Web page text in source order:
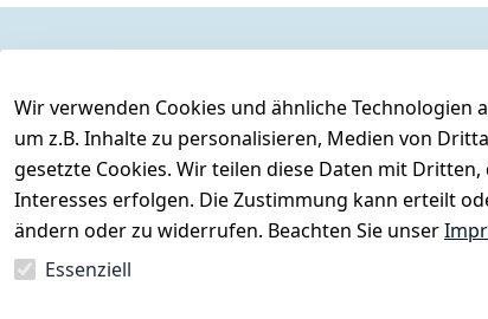
Wir verwenden Cookies und ähnliche Technologien
um z.B. Inhalte zu personalisieren, Medien von
gesetzte Cookies. Wir teilen diese Daten mit
Interesses erfolgen. Die Zustimmung kann erteilt
ändern oder zu widerrufen. Beachten Sie unser
Essenziell
AGB
Impressum
Barrierefreiheitserklärung
Widerrufsrecht
Kontakt